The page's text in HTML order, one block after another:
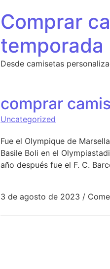
Comprar
Desde camisetas
comprar
Uncategorized
Fue el Olympique de
Basile Boli en el
año después fue el F. C.
3 de agosto de 2023 /